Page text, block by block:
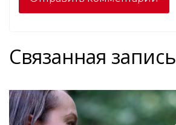
Связанная запись